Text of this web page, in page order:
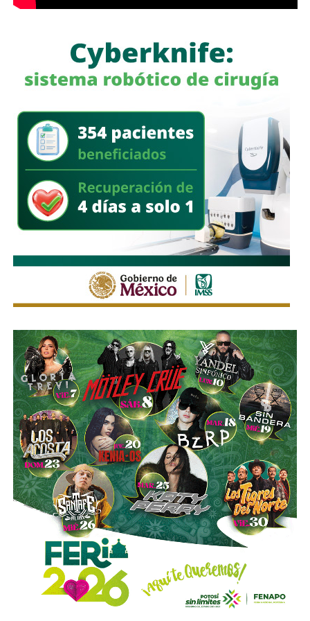
alrededor de 40 cinchos de seguridad para escotillas de
pipas, utilizados comúnmente en el transporte de
combustibles.
En un segundo cateo, realizado en la comunidad de
Laguna de San Vicente, también en territorio potosino, la
FGR aseguró otro inmueble donde presuntamente operaba
un centro de procesamiento ilegal de hidrocarburos.
Ahí fueron encontrados18 tanques verticales, dos líneas
completas de producción para hidrocarburos, alrededor de
40 mil litros de petróleo crudo y diésel, además de
muestras de ácido sulfúrico, hidrocarburos y diversa
documentación relacionada con la operación del sitio.
Las investigaciones también permitieron ejecutar cateos
en Tizayuca, Hidalgo, y Cuautla, Morelos.
En Hidalgo fueron asegurados más de456 mil litrosde un
líquido que podría corresponder a hidrocarburos o
productos químicos utilizados para su procesamiento,
mientras que en Morelos se localizaron documentos,
talones de cheques y muestras obtenidas de diversos
contenedores.
La Fiscalía General de la República informó que estos
operativos forman parte delPlan Estratégico de
Procuración de Justicia 2026-2029, cuyo objetivo es